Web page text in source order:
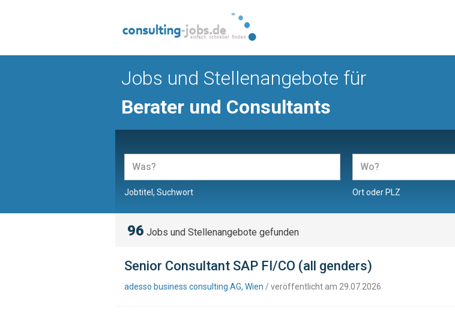
Jobs und Stellenangebote für
Berater und Consultants
Jobtitel, Suchwort Ort oder PLZ
96 Jobs und Stellenangebote gefunden
Senior Consultant SAP FI/CO (all genders)
adesso business consulting AG, Wien / veröffentlicht am 29.07.2026